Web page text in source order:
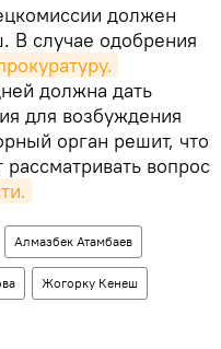
должен
В случае одобрения
должна дать
для возбуждения
орган решит, что
вопрос
Алмазбек Атамбаев
Жогорку Кенеш